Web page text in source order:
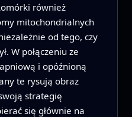
również
mitochondrialnych
od tego, czy
W połączeniu ze
i opóźnioną
te rysują obraz
strategię
się głównie na